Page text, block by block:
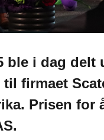
ble i dag delt
firmaet
Prisen for